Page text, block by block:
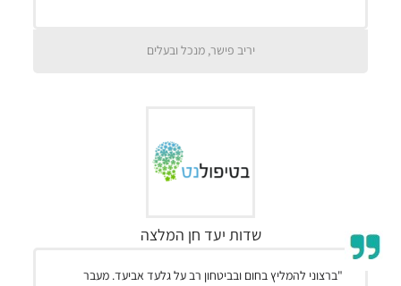
יריב פישר, מנכל ובעלים
שדות יעד חן המלצה
"ברצוני להמליץ בחום ובביטחון רב על גלעד אביעד. מעבר